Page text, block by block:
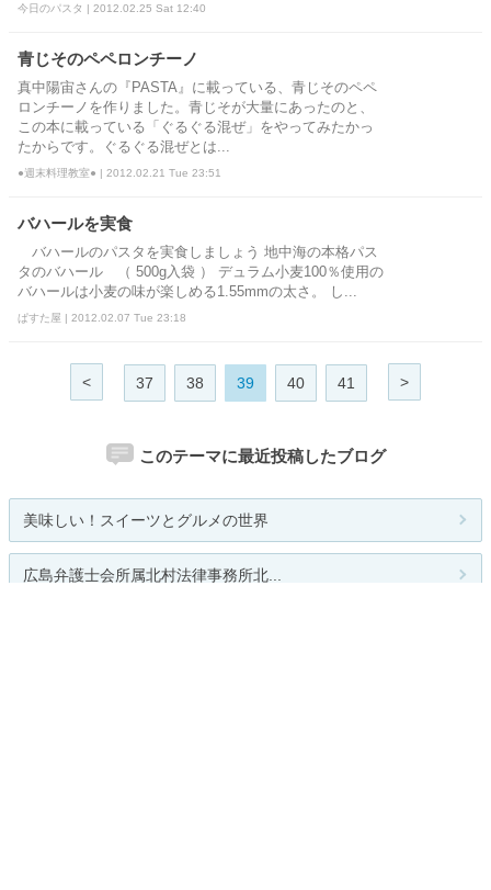
今日のパスタ | 2012.02.25 Sat 12:40
青じそのペペロンチーノ
真中陽宙さんの『PASTA』に載っている、青じそのペペ
ロンチーノを作りました。青じそが大量にあったのと、
この本に載っている「ぐるぐる混ぜ」をやってみたかっ
たからです。ぐるぐる混ぜとは...
●週末料理教室● | 2012.02.21 Tue 23:51
バハールを実食
バハールのパスタを実食しましょう 地中海の本格パス
タのバハール （ 500g入袋 ） デュラム小麦100％使用の
バハールは小麦の味が楽しめる1.55mmの太さ。 し...
ぱすた屋 | 2012.02.07 Tue 23:18
< 37 38 39 40 41 >
このテーマに最近投稿したブログ
美味しい！スイーツとグルメの世界
広島弁護士会所属北村法律事務所北...